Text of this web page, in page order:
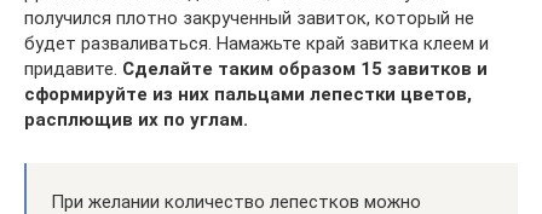
получился плотно закрученный завиток, который не
будет разваливаться. Намажьте край завитка клеем и
придавите. Сделайте таким образом 15 завитков и
сформируйте из них пальцами лепестки цветов,
расплющив их по углам.
При желании количество лепестков можно